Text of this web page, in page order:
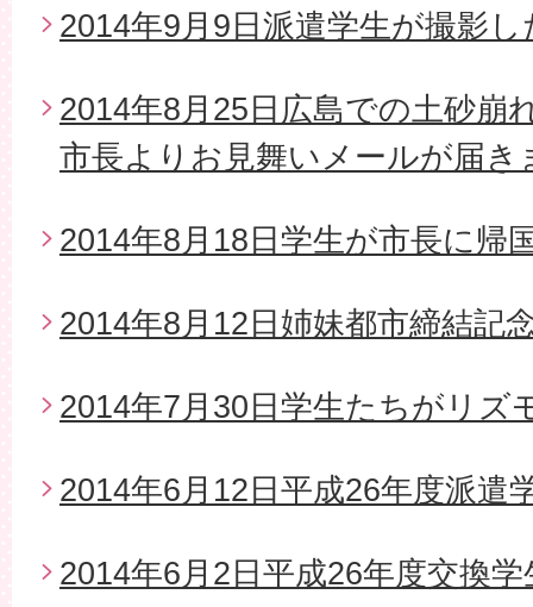
2014年9月9日派遣学生が撮影し
2014年8月25日広島での土砂崩
市長よりお見舞いメールが届き
2014年8月18日学生が市長に帰
2014年8月12日姉妹都市締結記
2014年7月30日学生たちがリズ
2014年6月12日平成26年度派遣
2014年6月2日平成26年度交換